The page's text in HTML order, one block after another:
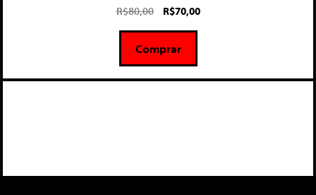
0
d
5
R$80,00 R$70,00
Comprar